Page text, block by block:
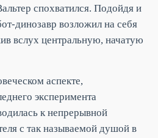
спохватился. Подойдя и
динозавр возложил на себя
вслух центральную, начатую
аспекте,
эксперимента
к непрерывной
с так называемой душой в